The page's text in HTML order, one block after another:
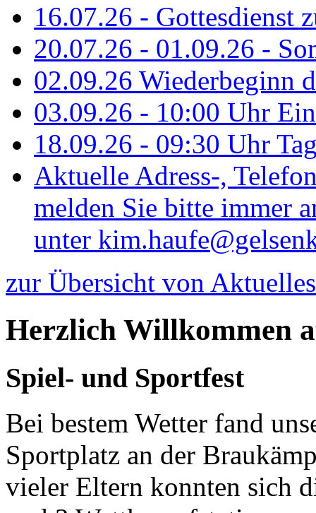
16.07.26 - Gottesdienst
20.07.26 - 01.09.26 -
02.09.26 Wiederbeginn
03.09.26 - 10:00 Uhr
18.09.26 - 09:30 Uhr
Aktuelle Adress-,
melden Sie bitte immer
unter
zur Übersicht von Aktuelles
Herzlich Willkommen
Spiel- und Sportfest
Bei bestem Wetter fand
Sportplatz an der
vieler Eltern konnten sich